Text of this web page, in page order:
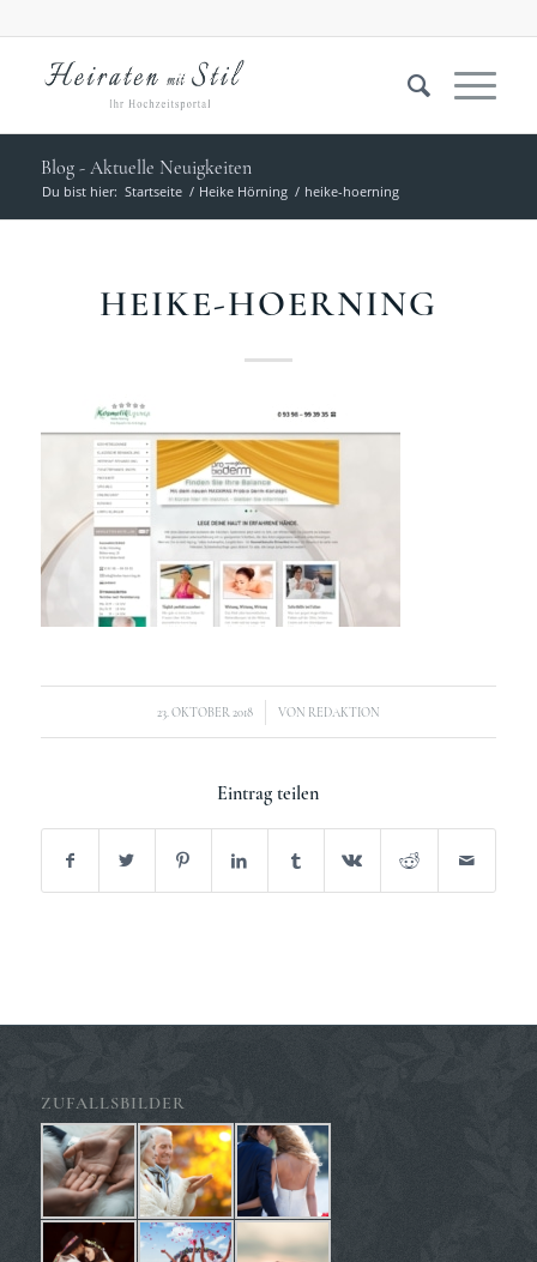
Blog - Aktuelle Neuigkeiten
Du bist hier: Startseite / Heike Hörning / heike-hoerning
HEIKE-HOERNING
23. OKTOBER 2018
/ VON REDAKTION
Eintrag teilen
ZUFALLSBILDER